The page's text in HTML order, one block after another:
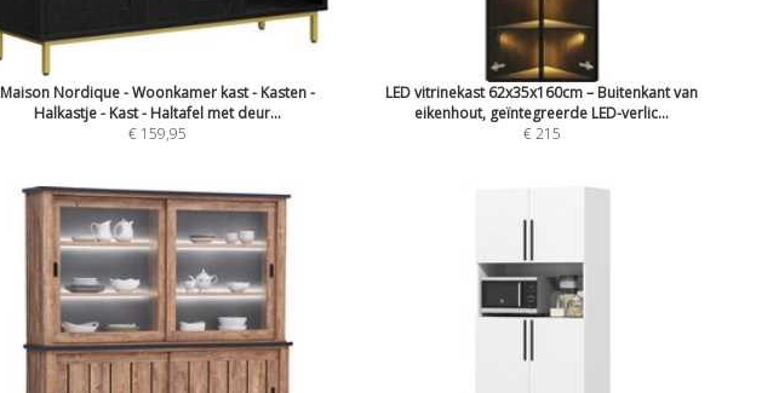
Maison Nordique - Woonkamer kast - Kasten -
Halkastje - Kast - Haltafel met deur...
€ 159,95
LED vitrinekast 62x35x160cm – Buitenkant van
eikenhout, geïntegreerde LED-verlic...
€ 215